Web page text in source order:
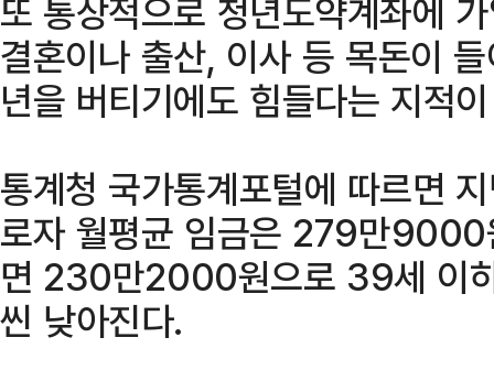
또 통상적으로 청년도약계좌에
결혼이나 출산, 이사 등 목돈이
년을 버티기에도 힘들다는 지적
통계청 국가통계포털에 따르면
로자 월평균 임금은 279만
면 230만2000원으로 39세 이
씬 낮아진다.